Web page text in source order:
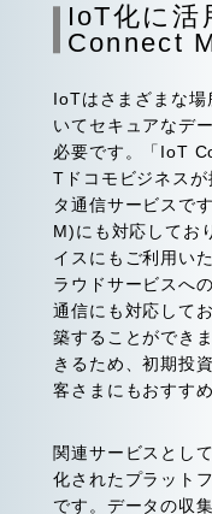
IoT化に活
Connect
IoTはさまざまな場
いてセキュアなデ
必要です。「IoT
Tドコモビジネス
タ通信サービスで
M)にも対応してお
イスにもご利用い
ラウドサービスへ
通信にも対応して
築することができ
きるため、初期投
客さまにもおすすめ
関連サービスとし
化されたプラット
です。データの収